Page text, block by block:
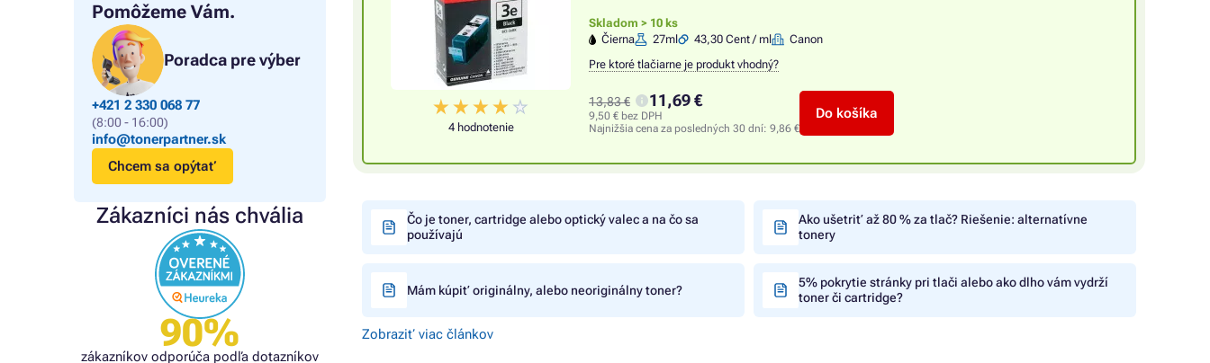
Pomôžeme Vám.
Poradca pre výber
+421 2 330 068 77
(8:00 - 16:00)
info@tonerpartner.sk
Chcem sa opýtať
Zákazníci nás chvália
90%
zákazníkov odporúča podľa dotazníkov
4 hodnotenie
Skladom > 10 ks
Čierna
27ml 43,30 Cent / ml
Canon
Pre ktoré tlačiarne je produkt vhodný?
13,83 € 11,69 €
9,50 € bez DPH
Najnižšia cena za posledných 30 dní: 9,86 €
Do košíka
Čo je toner, cartridge alebo optický valec a na čo sa
používajú
Ako ušetriť až 80 % za tlač? Riešenie: alternatívne
tonery
Mám kúpiť originálny, alebo neoriginálny toner?
5% pokrytie stránky pri tlači alebo ako dlho vám vydrží
toner či cartridge?
Zobraziť viac článkov